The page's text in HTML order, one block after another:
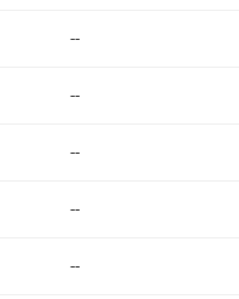
--
--
--
--
--